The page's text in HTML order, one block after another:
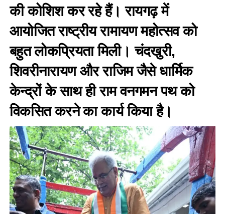
की कोशिश कर रहे हैं। रायगढ़ में
आयोजित राष्ट्रीय रामायण महोत्सव को
बहुत लोकप्रियता मिली। चंदखुरी,
शिवरीनारायण और राजिम जैसे धार्मिक
केन्द्रों के साथ ही राम वनगमन पथ को
विकसित करने का कार्य किया है।